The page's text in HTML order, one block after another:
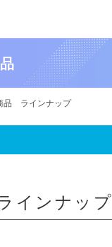
品 ラインナップ
インナップ